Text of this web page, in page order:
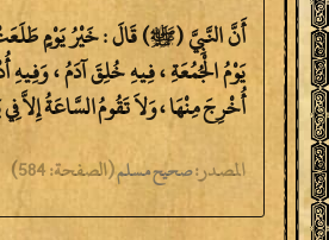
أَنَّ النَّبِيَّ (ﷺ) قَالَ : خَيْرُ يَوْمٍ
يَوْمُ الْجُمُعَةِ ، فِيهِ خُلِقَ آدَمُ ، وَفِيهِ
أُخْرِجَ مِنْهَا ، وَلاَ تَقُومُ السَّاعَةُ إِلاَّ
المصدر:صحيح مسلم(الصفحة:584)